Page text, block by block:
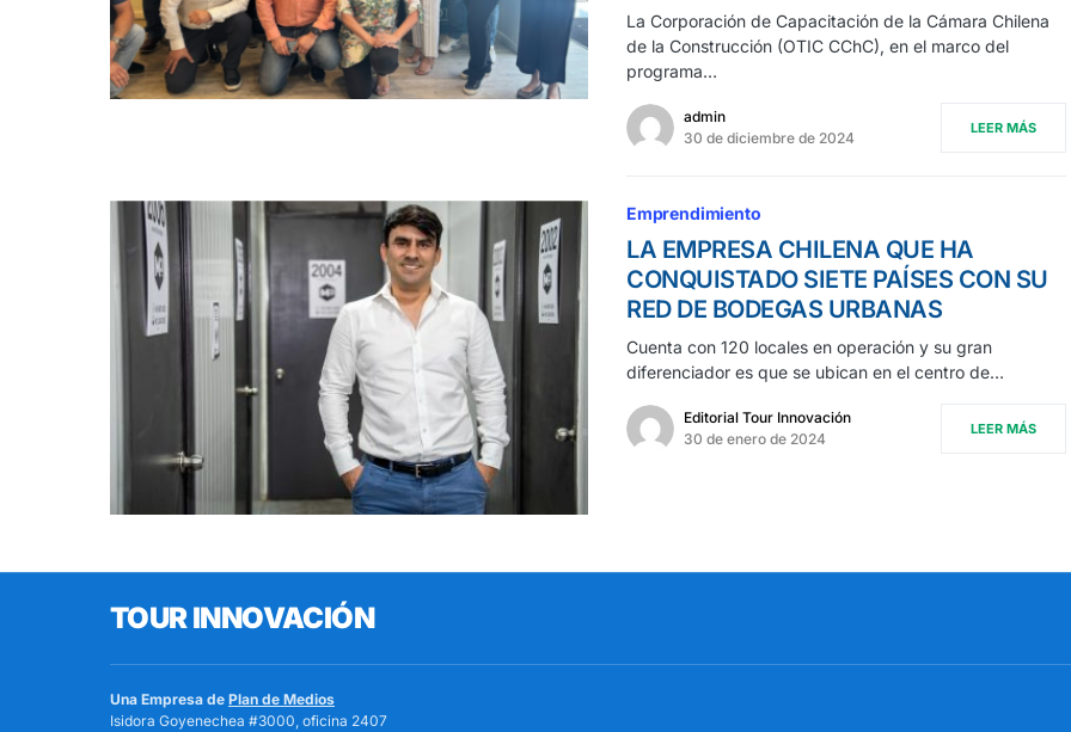
La Corporación de Capacitación de la Cámara Chilena
de la Construcción (OTIC CChC), en el marco del
programa…
admin
30 de diciembre de 2024
LEER MÁS
Emprendimiento
LA EMPRESA CHILENA QUE HA
CONQUISTADO SIETE PAÍSES CON SU
RED DE BODEGAS URBANAS
Cuenta con 120 locales en operación y su gran
diferenciador es que se ubican en el centro de…
Editorial Tour Innovación
30 de enero de 2024
LEER MÁS
TOUR INNOVACIÓN
Una Empresa de Plan de Medios
Isidora Goyenechea #3000, oficina 2407